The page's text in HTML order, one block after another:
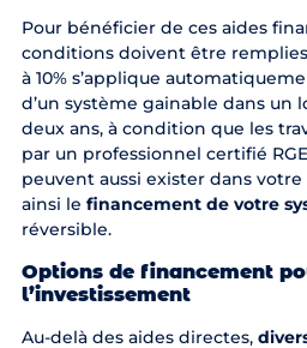
Pour bénéficier de ces aides
conditions doivent être
à 10% s’applique
d’un système gainable dans un
deux ans, à condition que les
par un professionnel certifié
peuvent aussi exister dans
ainsi le financement de votre
réversible.
Options de financement
l’investissement
Au-delà des aides directes,